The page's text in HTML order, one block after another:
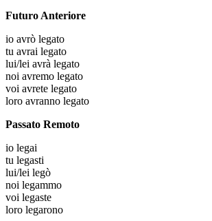
Futuro Anteriore
io avrò legato
tu avrai legato
lui/lei avrà legato
noi avremo legato
voi avrete legato
loro avranno legato
Passato Remoto
io legai
tu legasti
lui/lei legò
noi legammo
voi legaste
loro legarono